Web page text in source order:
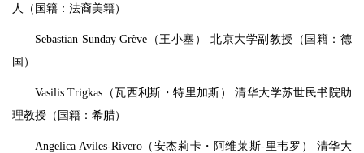
人（国籍：法裔美籍）
Sebastian Sunday Grève（王小塞） 北京大学副教授（国籍：德
国）
Vasilis Trigkas（瓦西利斯・特里加斯） 清华大学苏世民书院助
理教授（国籍：希腊）
Angelica Aviles-Rivero（安杰莉卡・阿维莱斯-里韦罗） 清华大